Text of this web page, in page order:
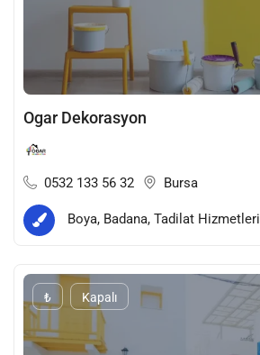
Ogar Dekorasyon
0532 133 56 32 Bursa
Boya, Badana, Tadilat Hizmetleri
₺ Kapalı